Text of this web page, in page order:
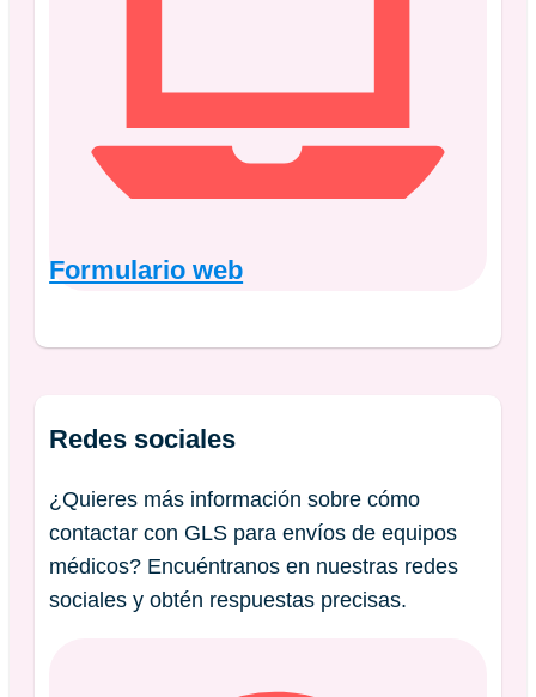
Formulario web
Redes sociales
¿Quieres más información sobre cómo
contactar con GLS para envíos de equipos
médicos? Encuéntranos en nuestras redes
sociales y obtén respuestas precisas.